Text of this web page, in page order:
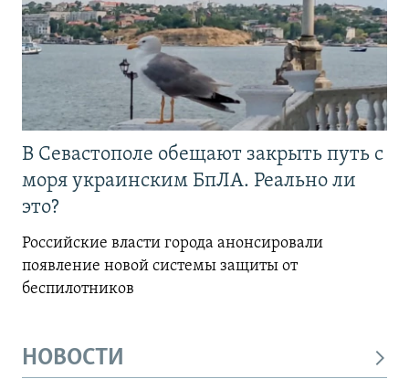
В Севастополе обещают закрыть путь с
моря украинским БпЛА. Реально ли
это?
Российские власти города анонсировали
появление новой системы защиты от
беспилотников
НОВОСТИ